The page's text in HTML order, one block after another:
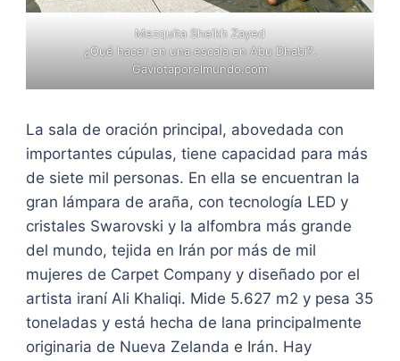
Mezquita Sheikh Zayed
¿Qué hacer en una escala en Abu Dhabi?.
Gaviotaporelmundo.com
La sala de oración principal, abovedada con
importantes cúpulas, tiene capacidad para más
de siete mil personas. En ella se encuentran la
gran lámpara de araña, con tecnología LED y
cristales Swarovski y la alfombra más grande
del mundo, tejida en Irán por más de mil
mujeres de Carpet Company y diseñado por el
artista iraní Ali Khaliqi. Mide 5.627 m2 y pesa 35
toneladas y está hecha de lana principalmente
originaria de Nueva Zelanda e Irán. Hay